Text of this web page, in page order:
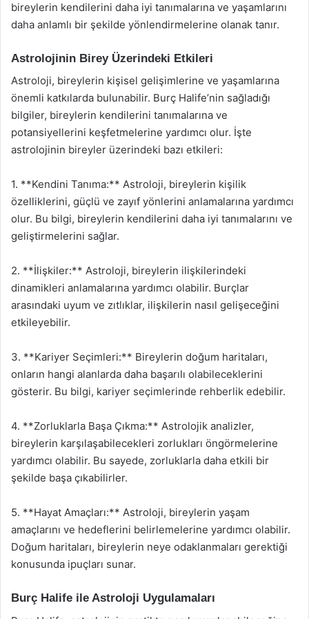
bireylerin kendilerini daha iyi tanımalarına ve yaşamlarını
daha anlamlı bir şekilde yönlendirmelerine olanak tanır.
Astrolojinin Birey Üzerindeki Etkileri
Astroloji, bireylerin kişisel gelişimlerine ve yaşamlarına
önemli katkılarda bulunabilir. Burç Halife’nin sağladığı
bilgiler, bireylerin kendilerini tanımalarına ve
potansiyellerini keşfetmelerine yardımcı olur. İşte
astrolojinin bireyler üzerindeki bazı etkileri:
1. **Kendini Tanıma:** Astroloji, bireylerin kişilik
özelliklerini, güçlü ve zayıf yönlerini anlamalarına yardımcı
olur. Bu bilgi, bireylerin kendilerini daha iyi tanımalarını ve
geliştirmelerini sağlar.
2. **İlişkiler:** Astroloji, bireylerin ilişkilerindeki
dinamikleri anlamalarına yardımcı olabilir. Burçlar
arasındaki uyum ve zıtlıklar, ilişkilerin nasıl gelişeceğini
etkileyebilir.
3. **Kariyer Seçimleri:** Bireylerin doğum haritaları,
onların hangi alanlarda daha başarılı olabileceklerini
gösterir. Bu bilgi, kariyer seçimlerinde rehberlik edebilir.
4. **Zorluklarla Başa Çıkma:** Astrolojik analizler,
bireylerin karşılaşabilecekleri zorlukları öngörmelerine
yardımcı olabilir. Bu sayede, zorluklarla daha etkili bir
şekilde başa çıkabilirler.
5. **Hayat Amaçları:** Astroloji, bireylerin yaşam
amaçlarını ve hedeflerini belirlemelerine yardımcı olabilir.
Doğum haritaları, bireylerin neye odaklanmaları gerektiği
konusunda ipuçları sunar.
Burç Halife ile Astroloji Uygulamaları